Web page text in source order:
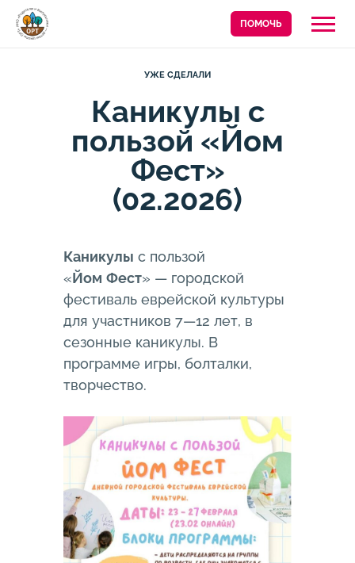
ПОМОЧЬ
УЖЕ СДЕЛАЛИ
Каникулы с
пользой «Йом
Фест»
(02.2026)
Каникулы с пользой
«Йом Фест» — городской
фестиваль еврейской культуры
для участников 7—12 лет, в
сезонные каникулы. В
программе игры, болталки,
творчество.